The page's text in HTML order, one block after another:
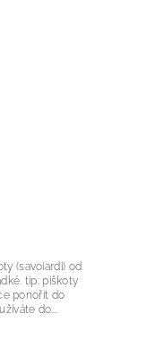
ponořit do
do...